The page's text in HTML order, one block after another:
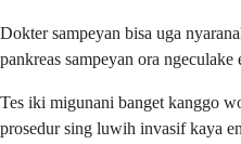
Dokter sampeyan bisa uga
pankreas sampeyan ora
Tes iki migunani banget kanggo
prosedur sing luwih invasif kaya